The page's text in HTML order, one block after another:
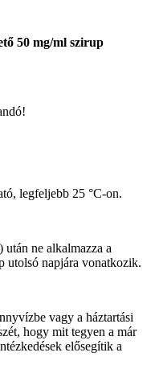
50 mg/ml szirup
legfeljebb 25 °C-on.
ne alkalmazza a
utolsó napjára vonatkozik.
vagy a háztartási
hogy mit tegyen a már
elősegítik a